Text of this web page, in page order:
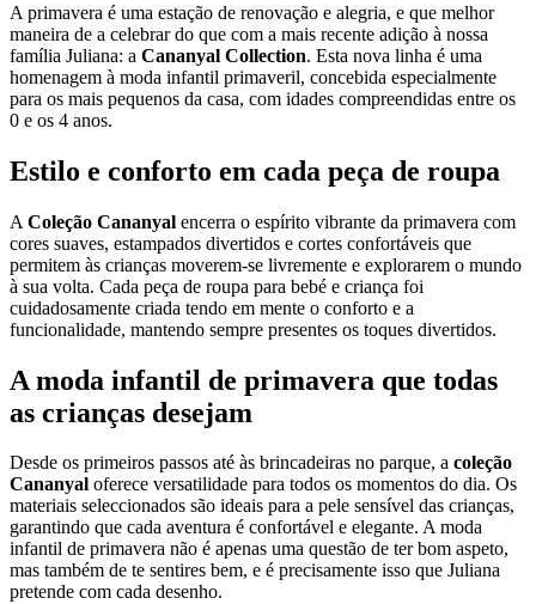
A primavera é uma estação de renovação e alegria, e que melhor
maneira de a celebrar do que com a mais recente adição à nossa
família Juliana: a Cananyal Collection. Esta nova linha é uma
homenagem à moda infantil primaveril, concebida especialmente
para os mais pequenos da casa, com idades compreendidas entre os
0 e os 4 anos.
Estilo e conforto em cada peça de roupa
A Coleção Cananyal encerra o espírito vibrante da primavera com
cores suaves, estampados divertidos e cortes confortáveis que
permitem às crianças moverem-se livremente e explorarem o mundo
à sua volta. Cada peça de roupa para bebé e criança foi
cuidadosamente criada tendo em mente o conforto e a
funcionalidade, mantendo sempre presentes os toques divertidos.
A moda infantil de primavera que todas
as crianças desejam
Desde os primeiros passos até às brincadeiras no parque, a coleção
Cananyal oferece versatilidade para todos os momentos do dia. Os
materiais seleccionados são ideais para a pele sensível das crianças,
garantindo que cada aventura é confortável e elegante. A moda
infantil de primavera não é apenas uma questão de ter bom aspeto,
mas também de te sentires bem, e é precisamente isso que Juliana
pretende com cada desenho.